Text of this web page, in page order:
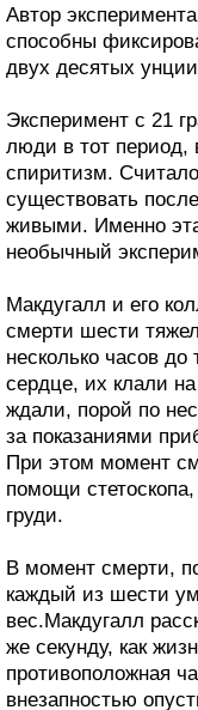
Автор
способны
двух десятых
Эксперимент с 21
люди в тот период,
спиритизм.
существовать
живыми. Именно
необычный
Макдугалл и его
смерти шести
несколько часов до
сердце, их клали
ждали, порой по
за показаниями
При этом момент
помощи
груди.
В момент смерти,
каждый из шести
вес.Макдугалл
же секунду, как
противоположная
внезапностью